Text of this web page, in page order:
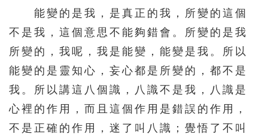
能變的是我，是真正的我，所變的這個
不是我，這個意思不能夠錯會。所變的是我
所變的，我呢，我是能變，能變是我。所以
能變的是靈知心，妄心都是所變的，都不是
我。所以講這八個識，八識不是我，八識是
心裡的作用，而且這個作用是錯誤的作用，
不是正確的作用，迷了叫八識；覺悟了不叫